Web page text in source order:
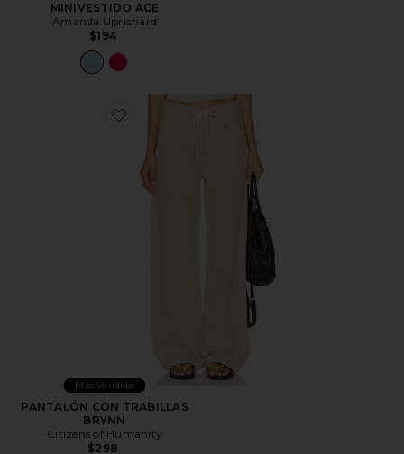
MINIVESTIDO ACE
Amanda Uprichard
$194
Favorite PANTALÓN CON TRABILLAS BRYNN
Más Vendido
PANTALÓN CON TRABILLAS
BRYNN
Citizens of Humanity
$298